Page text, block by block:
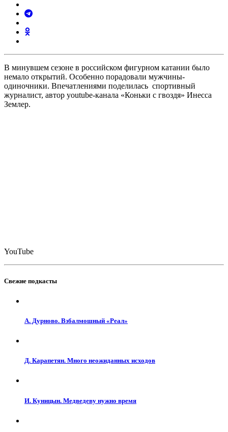
В минувшем сезоне в российском фигурном катании было
немало открытий. Особенно порадовали мужчины-
одиночники. Впечатлениями поделилась спортивный
журналист, автор youtube-канала «Коньки с гвоздя» Инесса
Землер.
YouTube
Свежие подкасты
А. Дурново. Взбалмошный «Реал»
Д. Карапетян. Много неожиданных исходов
И. Куницын. Медведеву нужно время